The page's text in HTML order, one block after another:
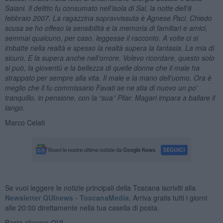
Saiani. Il delitto fu consumato nell’isola di Sal, la notte dell’8
febbraio 2007. La ragazzina sopravvissuta è Agnese Paci. Chiedo
scusa se ho offeso la sensibilità e la memoria di familiari e amici,
semmai qualcuno, per caso, leggesse il racconto. A volte ci si
imbatte nella realtà e spesso la realtà supera la fantasia. La mia di
sicuro. E la supera anche nell’orrore. Volevo ricordare, questo solo
si può, la gioventù e la bellezza di quelle donne che il male ha
strappato per sempre alla vita. Il male e la mano dell’uomo. Ora è
meglio che il fu commissario Favati se ne stia di nuovo un po'
tranquillo, in pensione, con la “sua” Pilar. Magari impara a ballare il
tango.
Marco Celati
Se vuoi leggere le notizie principali della Toscana iscriviti alla
Newsletter QUInews - ToscanaMedia. Arriva gratis tutti i giorni
alle 20:00 direttamente nella tua casella di posta.